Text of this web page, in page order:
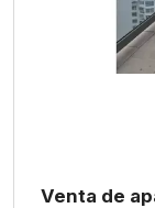
Venta de